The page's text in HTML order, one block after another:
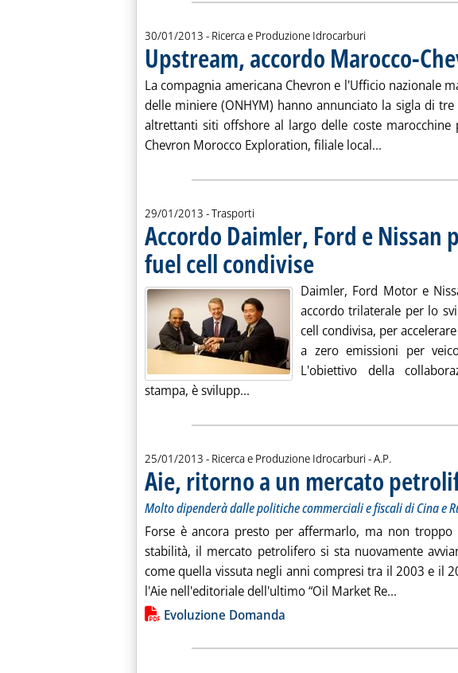
30/01/2013 - Ricerca e Produzione Idrocarburi
Upstream, accordo Marocco-
La compagnia americana Chevron e l'Ufficio nazionale
delle miniere (ONHYM) hanno annunciato la sigla di
altrettanti siti offshore al largo delle coste
Chevron Morocco Exploration, filiale local... Leggi tutta
29/01/2013 - Trasporti
Accordo Daimler, Ford e Nissan
fuel cell condivise . Pubblicata martedì 29 gennaio 2013
Daimler, Ford Motor e
accordo trilaterale per lo
cell condivisa, per
a zero emissioni per
L'obiettivo della
stampa, è svilupp... Leggi tutta la notizia: 'Accordo
25/01/2013 - Ricerca e Produzione Idrocarburi -di:
A.P.
Aie, ritorno a un mercato
Molto dipenderà dalle politiche commerciali e fiscali di Cina e
Forse è ancora presto per affermarlo, ma non
stabilità, il mercato petrolifero si sta nuovamente
come quella vissuta negli anni compresi tra il 2003 e il
l'Aie nell'editoriale dell'ultimo “Oil Market Re... Leggi
Lista allegati PDF alla notizia
Evoluzione Domanda